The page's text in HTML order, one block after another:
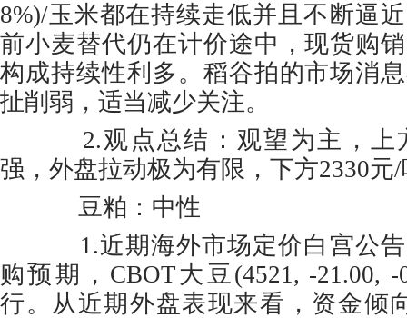
8%)/玉米都在持续走低并且不断逼
前小麦替代仍在计价途中，现货购
构成持续性利多。稻谷拍的市场消
扯削弱，适当减少关注。
2.观点总结：观望为主，上
强，外盘拉动极为有限，下方2330元
豆粕：中性
1.近期海外市场定价白宫公告
购预期，CBOT大豆(4521, -21.00,
行。从近期外盘表现来看，资金倾